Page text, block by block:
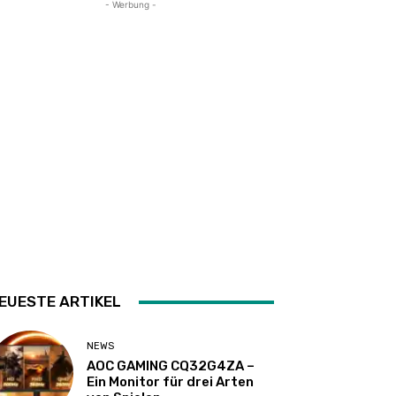
- Werbung -
ARTIKEL
NEWS
AOC GAMING CQ32G4ZA –
Ein Monitor für drei Arten